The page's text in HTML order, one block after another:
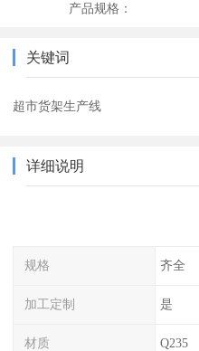
产品规格：
关键词
超市货架生产线
详细说明
规格 齐全
加工定制 是
材质 Q235